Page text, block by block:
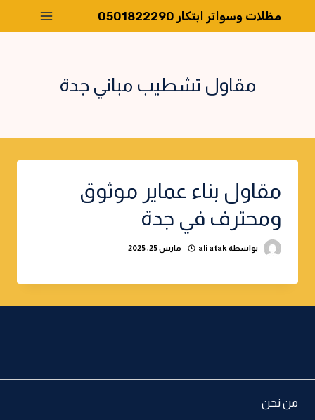
مظلات وسواتر ابتكار 0501822290
مقاول تشطيب مباني جدة
مقاول بناء عماير موثوق
ومحترف في جدة
بواسطة ali atak مارس 25, 2025
من نحن